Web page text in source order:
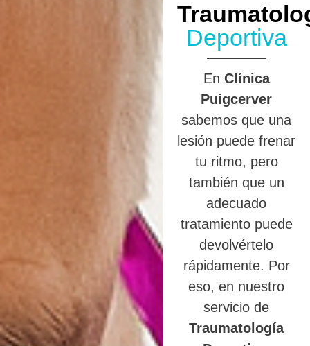
Deportiva
En Clínica
Puigcerver
sabemos que una
lesión puede frenar
tu ritmo, pero
también que un
adecuado
tratamiento puede
devolvértelo
rápidamente. Por
eso, en nuestro
servicio de
Traumatología